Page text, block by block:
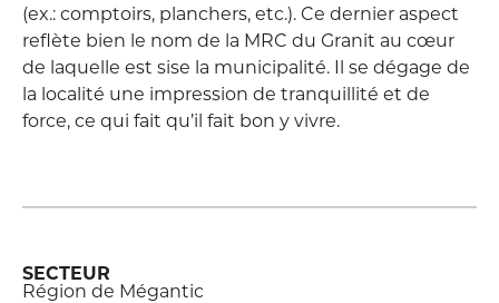
(ex.: comptoirs, planchers, etc.). Ce dernier aspect
reflète bien le nom de la MRC du Granit au cœur
de laquelle est sise la municipalité. Il se dégage de
la localité une impression de tranquillité et de
force, ce qui fait qu’il fait bon y vivre.
SECTEUR
Région de Mégantic